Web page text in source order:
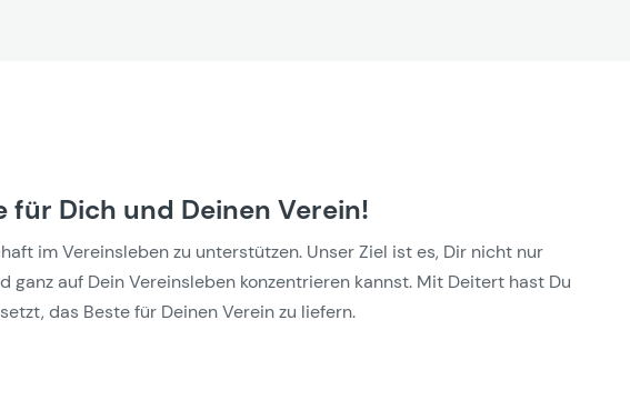
Dich und Deinen Verein!
im Vereinsleben zu unterstützen. Unser Ziel ist es, Dir nicht nur
auf Dein Vereinsleben konzentrieren kannst. Mit Deitert hast Du
das Beste für Deinen Verein zu liefern.